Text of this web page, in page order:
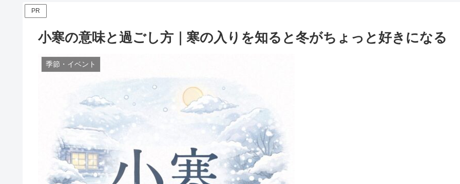
PR
小寒の意味と過ごし方｜寒の入りを知ると冬がちょっと好きになる
季節・イベント